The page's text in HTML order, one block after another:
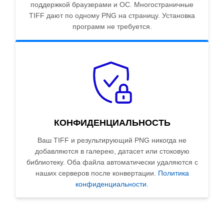
поддержкой браузерами и ОС. Многостраничные
TIFF дают по одному PNG на страницу. Установка
программ не требуется.
КОНФИДЕНЦИАЛЬНОСТЬ
Ваш TIFF и результирующий PNG никогда не
добавляются в галерею, датасет или стоковую
библиотеку. Оба файла автоматически удаляются с
наших серверов после конвертации. Политика
конфиденциальности.